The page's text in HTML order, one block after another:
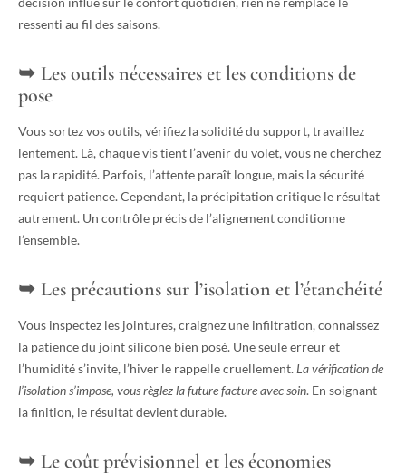
ressenti au fil des saisons.
Les outils nécessaires et les conditions de
pose
Vous sortez vos outils, vérifiez la solidité du support, travaillez
lentement. Là, chaque vis tient l’avenir du volet, vous ne cherchez
pas la rapidité. Parfois, l’attente paraît longue, mais la sécurité
requiert patience. Cependant, la précipitation critique le résultat
autrement. Un contrôle précis de l’alignement conditionne
l’ensemble.
Les précautions sur l’isolation et l’étanchéité
Vous inspectez les jointures, craignez une infiltration, connaissez
la patience du joint silicone bien posé. Une seule erreur et
l’humidité s’invite, l’hiver le rappelle cruellement.La vérification de
l’isolation s’impose, vous règlez la future facture avec soin. En soignant
la finition, le résultat devient durable.
Le coût prévisionnel et les économies